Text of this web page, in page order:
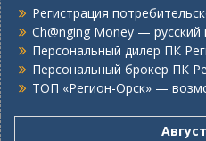
Регистрация
Ch@nging Money — русский
Персональный дилер ПК
Персональный брокер ПК
ТОП «Регион-Орск» —